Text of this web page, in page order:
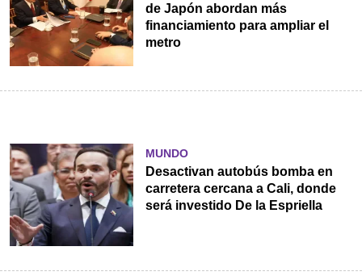
de Japón abordan más
financiamiento para ampliar el
metro
MUNDO
Desactivan autobús bomba en
carretera cercana a Cali, donde
será investido De la Espriella